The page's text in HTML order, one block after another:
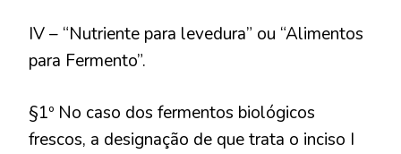
IV – “Nutriente para levedura” ou “Alimentos
para Fermento”.
§1º No caso dos fermentos biológicos
frescos, a designação de que trata o inciso I